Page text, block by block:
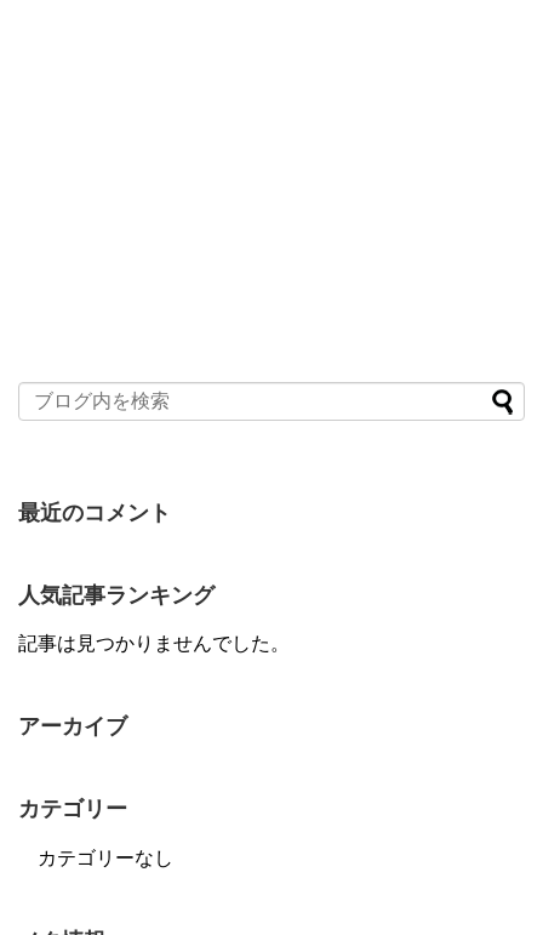
最近のコメント
人気記事ランキング
記事は見つかりませんでした。
アーカイブ
カテゴリー
カテゴリーなし